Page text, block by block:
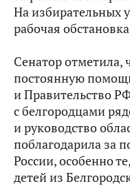
На избирательных
рабочая
Сенатор отметила,
постоянную
и Правительство
с белгородцами
и руководство
поблагодарила за
России, особенно
детей из